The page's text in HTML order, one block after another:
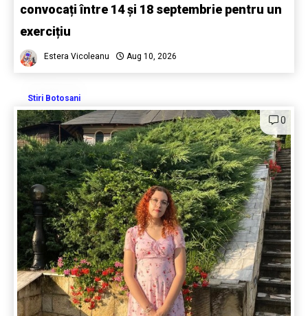
convocați între 14 și 18 septembrie pentru un
exercițiu
Estera Vicoleanu Aug 10, 2026
Stiri Botosani
0